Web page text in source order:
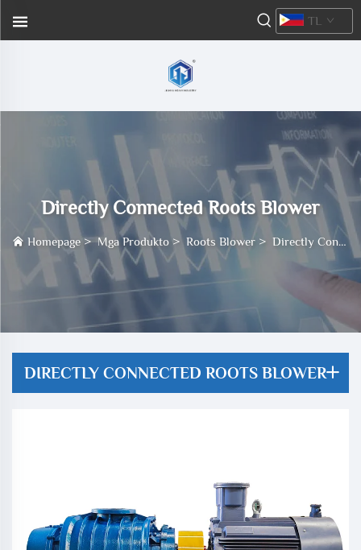
TL
Directly Connected Roots Blower
Homepage >Mga Produkto >Roots Blower > Directly Connected Roots Blower
DIRECTLY CONNECTED ROOTS BLOWER